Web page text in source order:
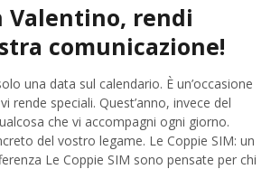
Valentino, rendi
comunicazione!
una data sul calendario. È un’occasione
rende speciali. Quest’anno, invece del
che vi accompagni ogni giorno.
del vostro legame. Le Coppie SIM: un
Le Coppie SIM sono pensate per chi